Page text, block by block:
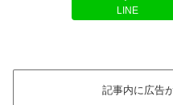
LINE
記事内に広告